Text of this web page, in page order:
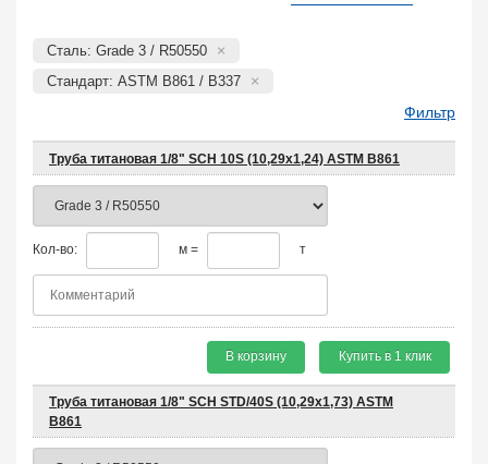
Сталь: Grade 3 / R50550
Стандарт: ASTM B861 / B337
Фильтр
Труба титановая 1/8" SCH 10S (10,29x1,24) ASTM B861
Кол-во: м = т
В корзину Купить в 1 клик
Труба титановая 1/8" SCH STD/40S (10,29x1,73) ASTM
B861